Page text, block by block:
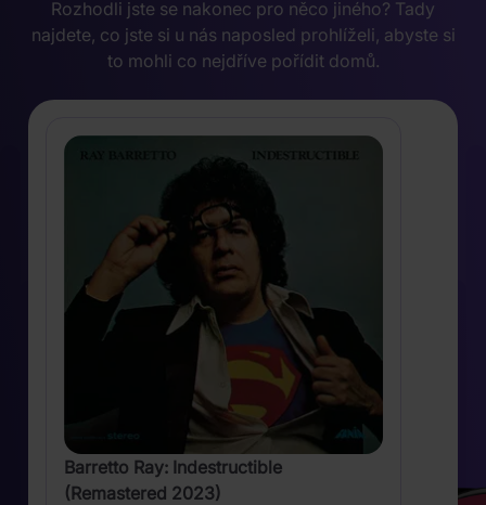
Rozhodli jste se nakonec pro něco jiného? Tady
najdete, co jste si u nás naposled prohlíželi, abyste si
to mohli co nejdříve pořídit domů.
Barretto Ray: Indestructible
(Remastered 2023)